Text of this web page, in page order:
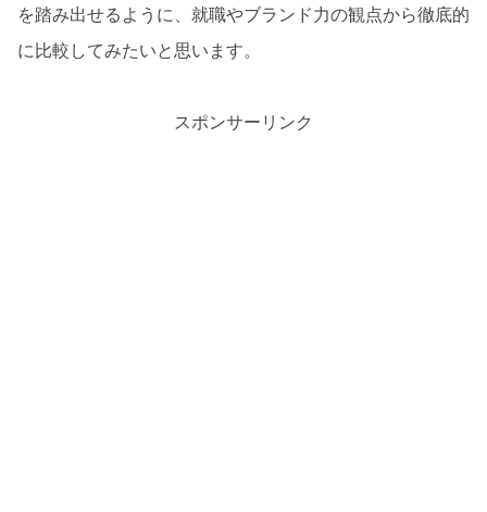
を踏み出せるように、就職やブランド力の観点から徹底的
に比較してみたいと思います。
スポンサーリンク